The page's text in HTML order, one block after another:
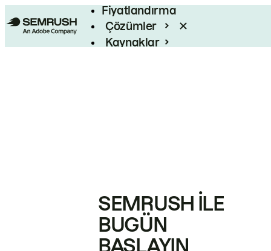
Fiyatlandırma
Çözümler
Kaynaklar
SEMRUSH ILE
BUGÜN
BAŞLAYIN